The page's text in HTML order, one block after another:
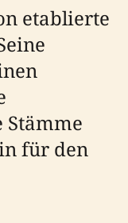
etablierte
Stämme
für den